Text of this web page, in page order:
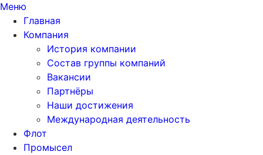
Меню
Главная
Компания
История компании
Состав группы компаний
Вакансии
Партнёры
Наши достижения
Международная деятельность
Флот
Промысел